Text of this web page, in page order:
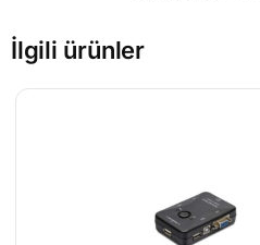
İlgili ürünler